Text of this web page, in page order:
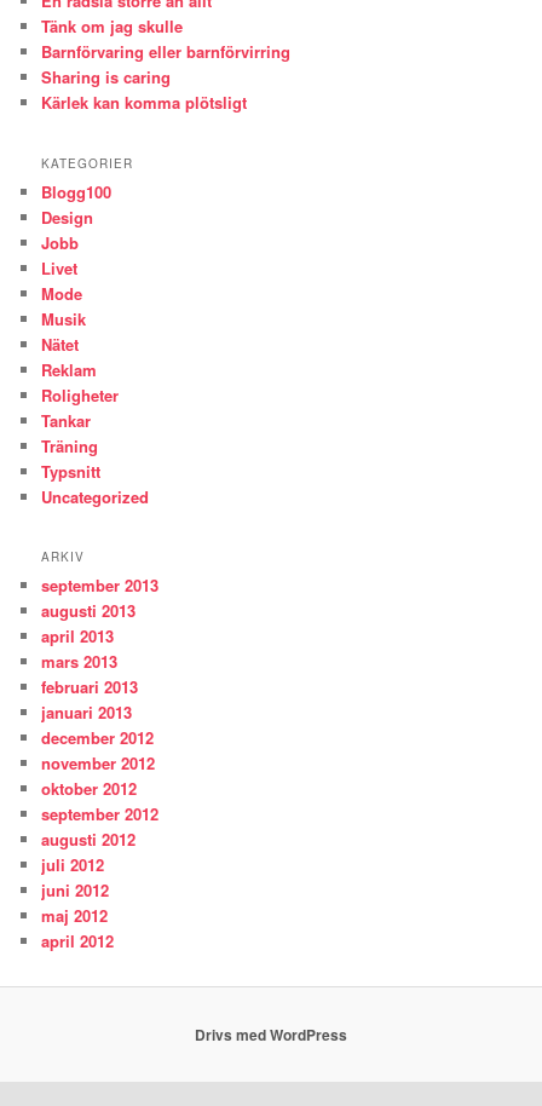
Tänk om jag skulle
Barnförvaring eller barnförvirring
Sharing is caring
Kärlek kan komma plötsligt
KATEGORIER
Blogg100
Design
Jobb
Livet
Mode
Musik
Nätet
Reklam
Roligheter
Tankar
Träning
Typsnitt
Uncategorized
ARKIV
september 2013
augusti 2013
april 2013
mars 2013
februari 2013
januari 2013
december 2012
november 2012
oktober 2012
september 2012
augusti 2012
juli 2012
juni 2012
maj 2012
april 2012
Drivs med WordPress